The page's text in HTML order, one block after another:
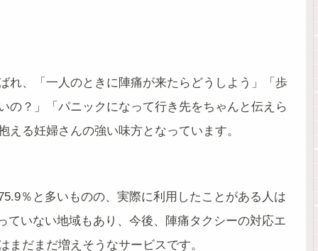
れ、「一人のときに陣痛が来たらどうしよう」「歩
の？」「パニックになって行き先をちゃんと伝えら
る妊婦さんの強い味方となっています。
％と多いものの、実際に利用したことがある人は
ていない地域もあり、今後、陣痛タクシーの対応エ
だまだ増えそうなサービスです。